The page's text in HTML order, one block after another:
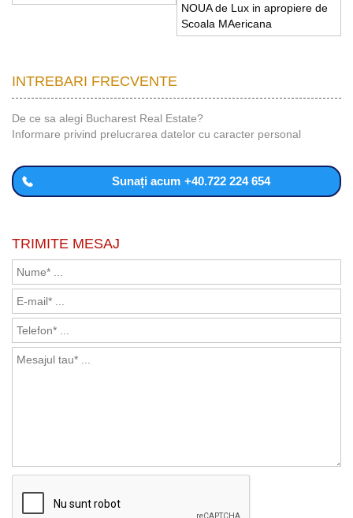
NOUA de Lux in apropiere de
Scoala MAericana
INTREBARI FRECVENTE
De ce sa alegi Bucharest Real Estate?
Informare privind prelucrarea datelor cu caracter personal
Sunați acum +40.722 224 654
TRIMITE MESAJ